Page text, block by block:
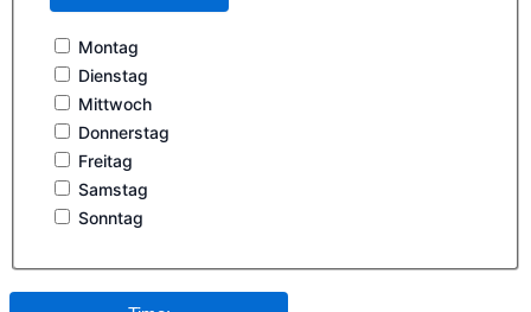
Montag
Dienstag
Mittwoch
Donnerstag
Freitag
Samstag
Sonntag